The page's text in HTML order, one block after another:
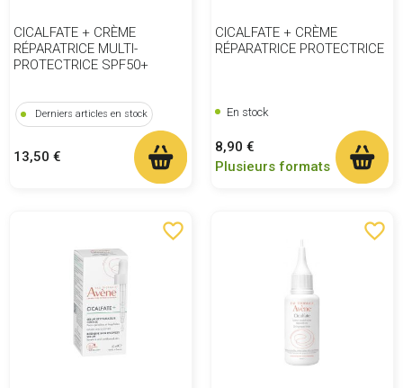
CICALFATE + CRÈME
RÉPARATRICE MULTI-
PROTECTRICE SPF50+
Derniers articles en stock
Prix
13,50 €
CICALFATE + CRÈME
RÉPARATRICE PROTECTRICE
En stock
Prix
8,90 €
Plusieurs formats
favorite_border favorite_border